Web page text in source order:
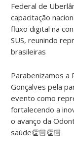
Federal de
capacitação
fluxo digital na
SUS, reunindo
brasileiras
Parabenizamos a
Gonçalves pela
evento como
fortalecendo a
o avanço da
saúde👏🏻👏🏻